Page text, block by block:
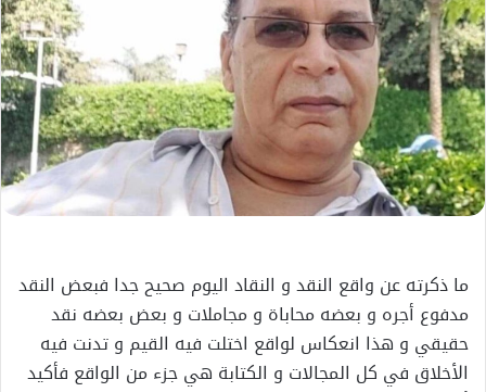
ما ذكرته عن واقع النقد و النقاد اليوم صحيح جدا فبعض النقد
مدفوع أجره و بعضه محاباة و مجاملات و بعض بعضه نقد
حقيقي و هذا انعكاس لواقع اختلت فيه القيم و تدنت فيه
الأخلاق في كل المجالات و الكتابة هي جزء من الواقع فأكيد